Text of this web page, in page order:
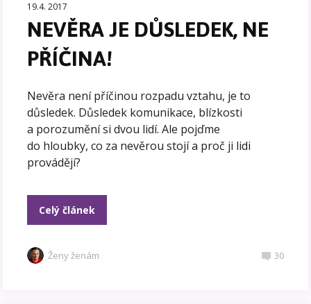
19.4. 2017
NEVĚRA JE DŮSLEDEK, NE
PŘÍČINA!
Nevěra není příčinou rozpadu vztahu, je to
důsledek. Důsledek komunikace, blízkosti
a porozumění si dvou lidí. Ale pojďme
do hloubky, co za nevěrou stojí a proč ji lidi
provádějí?
Celý článek
Ženy ženám 30